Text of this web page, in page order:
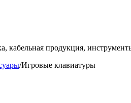
продукция,
/Игровые клавиатуры